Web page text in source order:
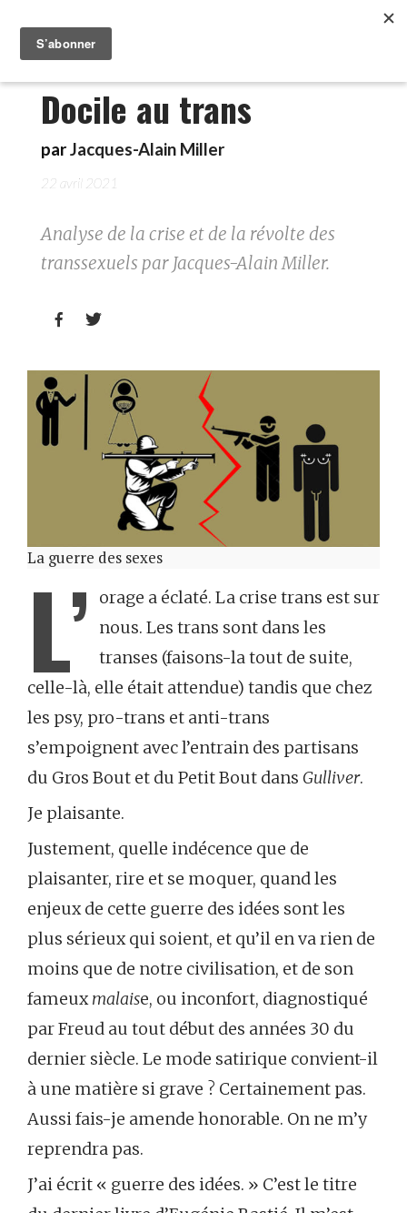
Docile au trans
parJacques-Alain Miller
22 avril 2021
Analyse de la crise et de la révolte des
transsexuels par Jacques-Alain Miller.
 
La guerre des sexes
L’
orage a éclaté. La crise trans est sur
nous. Les trans sont dans les
transes (faisons-la tout de suite,
celle-là, elle était attendue) tandis que chez
les psy, pro-trans et anti-trans
s’empoignent avec l’entrain des partisans
du Gros Bout et du Petit Bout dans Gulliver.
Je plaisante.
Justement, quelle indécence que de
plaisanter, rire et se moquer, quand les
enjeux de cette guerre des idées sont les
plus sérieux qui soient, et qu’il en va rien de
moins que de notre civilisation, et de son
fameuxmalaise, ou inconfort, diagnostiqué
par Freud au tout début des années 30 du
dernier siècle. Le mode satirique convient-il
à une matière si grave ? Certainement pas.
Aussi fais-je amende honorable. On ne m’y
reprendra pas.
J’ai écrit « guerre des idées. » C’est le titre